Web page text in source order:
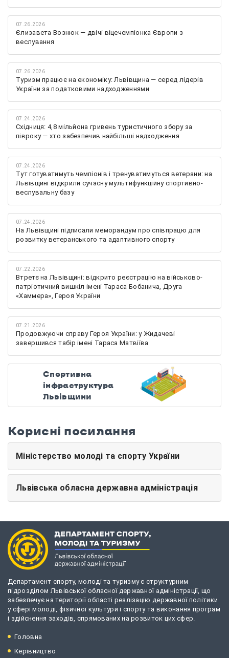
07.26.2026
Єлизавета Вознюк — двічі віцечемпіонка Європи з
веслування
07.26.2026
Туризм працює на економіку: Львівщина — серед лідерів
України за податковими надходженнями
07.24.2026
Східниця: 4,8 мільйона гривень туристичного збору за
півроку — хто забезпечив найбільші надходження
07.24.2026
Тут готуватимуть чемпіонів і тренуватимуться ветерани: на
Львівщині відкрили сучасну мультифункційну спортивно-
веслувальну базу
07.24.2026
На Львівщині підписали меморандум про співпрацю для
розвитку ветеранського та адаптивного спорту
07.22.2026
Втретє на Львівщині: відкрито реєстрацію на військово-
патріотичний вишкіл імені Тараса Бобанича, Друга
«Хаммера», Героя України
07.21.2026
Продовжуючи справу Героя України: у Жидачеві
завершився табір імені Тараса Матвіїва
Спортивна
інфраструктура
Львівщини
Корисні посилання
Міністерство молоді та спорту України
Львівська обласна державна адміністрація
Департамент спорту, молоді та туризму є структурним
підрозділом Львівської обласної державної адміністрації, що
забезпечує на території області реалізацію державної політики
у сфері молоді, фізичної культури і спорту та виконання програм
і здійснення заходів, спрямованих на розвиток цих сфер.
Головна
Керівництво